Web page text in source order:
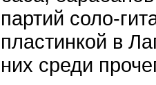
партий соло-
пластинкой в
них среди